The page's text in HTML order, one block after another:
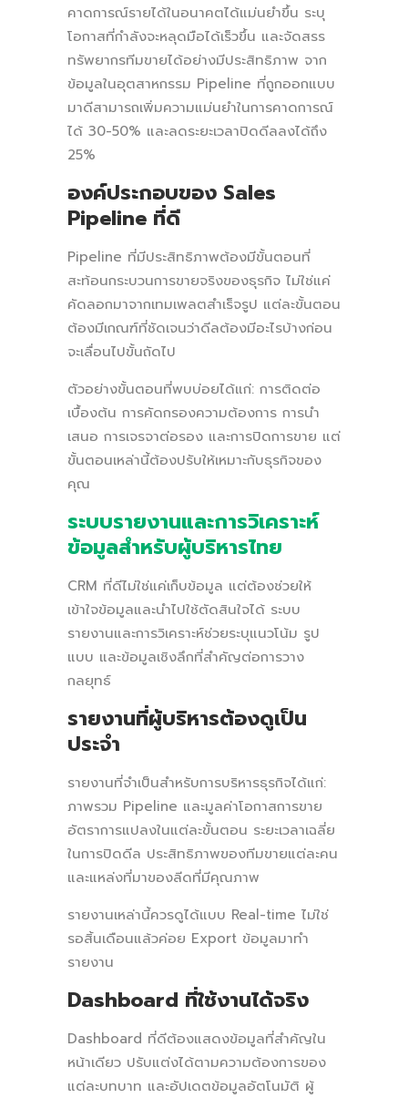
คาดการณ์รายได้ในอนาคตได้แม่นยำขึ้น ระบุ
โอกาสที่กำลังจะหลุดมือได้เร็วขึ้น และจัดสรร
ทรัพยากรทีมขายได้อย่างมีประสิทธิภาพ จาก
ข้อมูลในอุตสาหกรรม Pipeline ที่ถูกออกแบบ
มาดีสามารถเพิ่มความแม่นยำในการคาดการณ์
ได้ 30-50% และลดระยะเวลาปิดดีลลงได้ถึง
25%
องค์ประกอบของ Sales
Pipeline ที่ดี
Pipeline ที่มีประสิทธิภาพต้องมีขั้นตอนที่
สะท้อนกระบวนการขายจริงของธุรกิจ ไม่ใช่แค่
คัดลอกมาจากเทมเพลตสำเร็จรูป แต่ละขั้นตอน
ต้องมีเกณฑ์ที่ชัดเจนว่าดีลต้องมีอะไรบ้างก่อน
จะเลื่อนไปขั้นถัดไป
ตัวอย่างขั้นตอนที่พบบ่อยได้แก่: การติดต่อ
เบื้องต้น การคัดกรองความต้องการ การนำ
เสนอ การเจรจาต่อรอง และการปิดการขาย แต่
ขั้นตอนเหล่านี้ต้องปรับให้เหมาะกับธุรกิจของ
คุณ
ระบบรายงานและการวิเคราะห์
ข้อมูลสำหรับผู้บริหารไทย
CRM ที่ดีไม่ใช่แค่เก็บข้อมูล แต่ต้องช่วยให้
เข้าใจข้อมูลและนำไปใช้ตัดสินใจได้ ระบบ
รายงานและการวิเคราะห์ช่วยระบุแนวโน้ม รูป
แบบ และข้อมูลเชิงลึกที่สำคัญต่อการวาง
กลยุทธ์
รายงานที่ผู้บริหารต้องดูเป็น
ประจำ
รายงานที่จำเป็นสำหรับการบริหารธุรกิจได้แก่:
ภาพรวม Pipeline และมูลค่าโอกาสการขาย
อัตราการแปลงในแต่ละขั้นตอน ระยะเวลาเฉลี่ย
ในการปิดดีล ประสิทธิภาพของทีมขายแต่ละคน
และแหล่งที่มาของลีดที่มีคุณภาพ
รายงานเหล่านี้ควรดูได้แบบ Real-time ไม่ใช่
รอสิ้นเดือนแล้วค่อย Export ข้อมูลมาทำ
รายงาน
Dashboard ที่ใช้งานได้จริง
Dashboard ที่ดีต้องแสดงข้อมูลที่สำคัญใน
หน้าเดียว ปรับแต่งได้ตามความต้องการของ
แต่ละบทบาท และอัปเดตข้อมูลอัตโนมัติ ผู้